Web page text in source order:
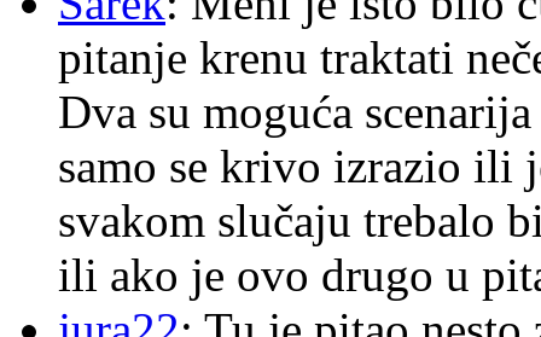
pitanje krenu traktati
Dva su moguća
samo se krivo izrazio ili
svakom slučaju trebalo
ili ako je ovo drugo u